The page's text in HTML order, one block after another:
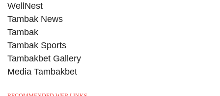
WellNest
Tambak News
Tambak
Tambak Sports
Tambakbet Gallery
Media Tambakbet